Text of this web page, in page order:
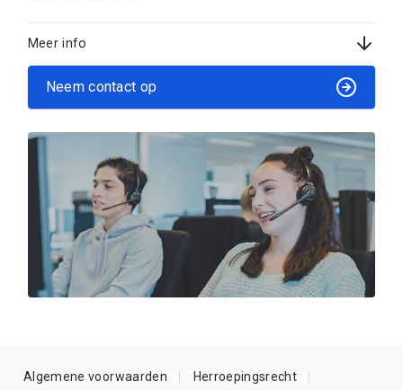
Meer info
Neem contact op
Algemene voorwaarden Herroepingsrecht